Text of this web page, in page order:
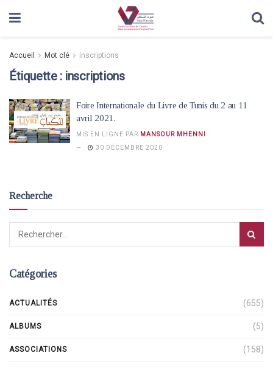
Accueil Mot clé inscriptions
Étiquette : inscriptions
Foire Internationale du Livre de Tunis du 2 au 11
avril 2021.
MIS EN LIGNE PAR MANSOUR MHENNI
30 DÉCEMBRE 2020
Recherche
Catégories
ACTUALITÉS (655)
ALBUMS (5)
ASSOCIATIONS (158)